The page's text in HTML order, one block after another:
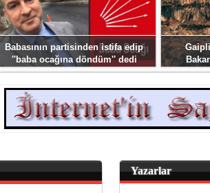
Babasının partisinden istifa edip
''baba ocağına döndüm'' dedi
Yazarlar